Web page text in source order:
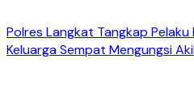
Polres Langkat Tangkap
Keluarga Sempat Mengungsi